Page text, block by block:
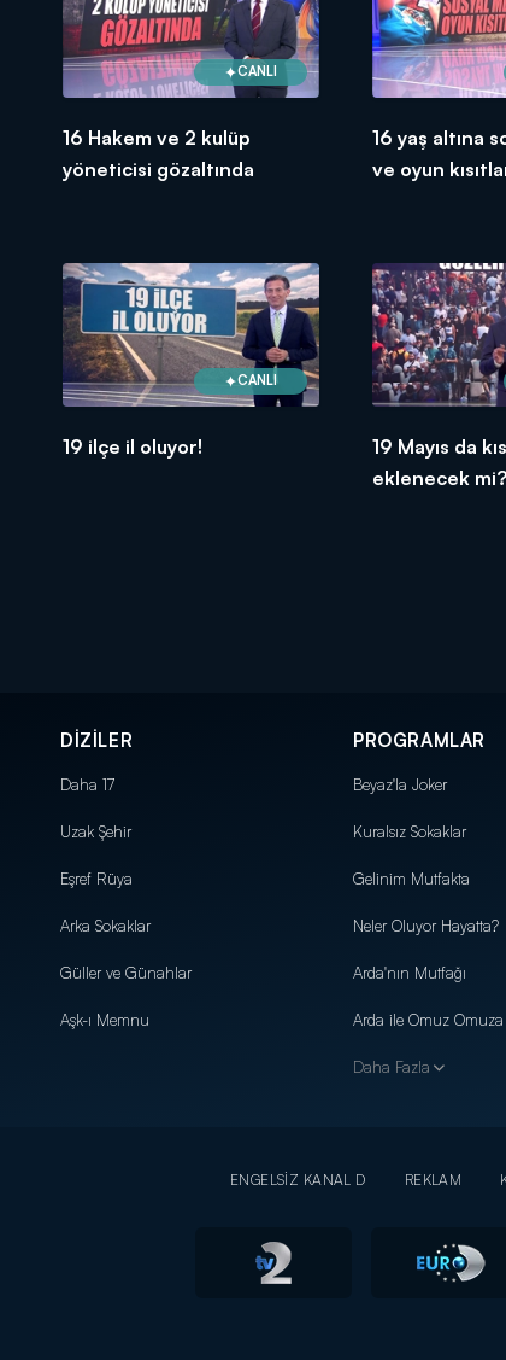
CANLI
16 Hakem ve 2 kulüp
yöneticisi gözaltında
16 yaş altına
ve oyun
CANLI
19 ilçe il oluyor!
19 Mayıs da
eklenecek mi?
DİZİLER
Daha 17
Uzak Şehir
Eşref Rüya
Arka Sokaklar
Güller ve Günahlar
Aşk-ı Memnu
PROGRAMLAR
Beyaz'la Joker
Kuralsız Sokaklar
Gelinim Mutfakta
Neler Oluyor Hayatta?
Arda'nın Mutfağı
Arda ile Omuz Omuza
Daha Fazla
ENGELSİZ KANAL D REKLAM